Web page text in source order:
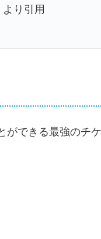
り引用
ができる最強のチ